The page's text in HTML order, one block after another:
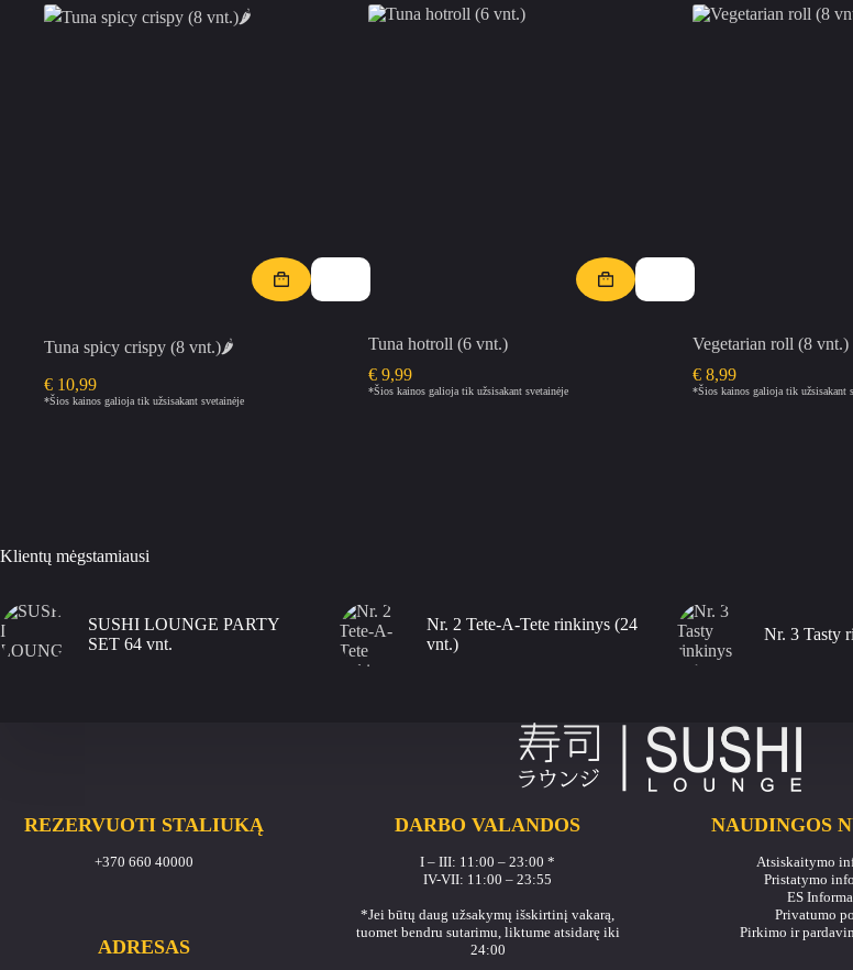
Tuna spicy crispy (8 vnt.)🌶️
€ 10,99
*Šios kainos galioja tik užsisakant svetainėje
Tuna hotroll (6 vnt.)
€ 9,99
*Šios kainos galioja tik užsisakant svetainėje
Vegetarian roll (8 vnt.)
€ 8,99
*Šios kainos galioja tik užsisakant
Klientų mėgstamiausi
SUSHI LOUNGE PARTY
SET 64 vnt.
Nr. 2 Tete-A-Tete rinkinys (24
vnt.)
Nr. 3 Tasty
REZERVUOTI STALIUKĄ
+370 660 40000
ADRESAS
DARBO VALANDOS
I – III: 11:00 – 23:00 *
IV-VII: 11:00 – 23:55
*Jei būtų daug užsakymų išskirtinį vakarą,
tuomet bendru sutarimu, liktume atsidarę iki
24:00
NAUDINGOS
Atsiskaitymo
Pristatymo
ES
Privatumo
Pirkimo ir